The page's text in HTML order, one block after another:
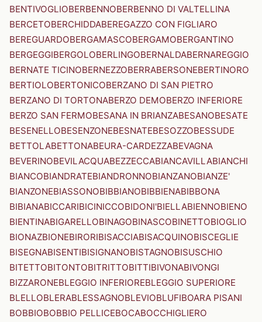
BENTIVOGLIOBERBENNOBERBENNO DI VALTELLINA
BERCETOBERCHIDDABEREGAZZO CON FIGLIARO
BEREGUARDOBERGAMASCOBERGAMOBERGANTINO
BERGEGGIBERGOLOBERLINGOBERNALDABERNAREGGIO
BERNATE TICINOBERNEZZOBERRABERSONEBERTINORO
BERTIOLOBERTONICOBERZANO DI SAN PIETRO
BERZANO DI TORTONABERZO DEMOBERZO INFERIORE
BERZO SAN FERMOBESANA IN BRIANZABESANOBESATE
BESENELLOBESENZONEBESNATEBESOZZOBESSUDE
BETTOLABETTONABEURA-CARDEZZABEVAGNA
BEVERINOBEVILACQUABEZZECCABIANCAVILLABIANCHI
BIANCOBIANDRATEBIANDRONNOBIANZANOBIANZE'
BIANZONEBIASSONOBIBBIANOBIBBIENABIBBONA
BIBIANABICCARIBICINICCOBIDONI'BIELLABIENNOBIENO
BIENTINABIGARELLOBINAGOBINASCOBINETTOBIOGLIO
BIONAZBIONEBIRORIBISACCIABISACQUINOBISCEGLIE
BISEGNABISENTIBISIGNANOBISTAGNOBISUSCHIO
BITETTOBITONTOBITRITTOBITTIBIVONABIVONGI
BIZZARONEBLEGGIO INFERIOREBLEGGIO SUPERIORE
BLELLOBLERABLESSAGNOBLEVIOBLUFIBOARA PISANI
BOBBIOBOBBIO PELLICEBOCABOCCHIGLIERO